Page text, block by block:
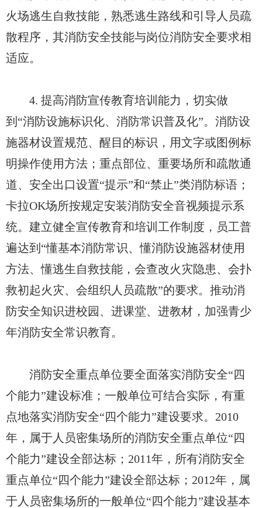
火场逃生自救技能，熟悉逃生路线和引导人员疏
散程序，其消防安全技能与岗位消防安全要求相
适应。
4. 提高消防宣传教育培训能力，切实做
到“消防设施标识化、消防常识普及化”。消防设
施器材设置规范、醒目的标识，用文字或图例标
明操作使用方法；重点部位、重要场所和疏散通
道、安全出口设置“提示”和“禁止”类消防标语；
卡拉OK场所按规定安装消防安全音视频提示系
统。建立健全宣传教育和培训工作制度，员工普
遍达到“懂基本消防常识、懂消防设施器材使用
方法、懂逃生自救技能，会查改火灾隐患、会扑
救初起火灾、会组织人员疏散”的要求。推动消
防安全知识进校园、进课堂、进教材，加强青少
年消防安全常识教育。
消防安全重点单位要全面落实消防安全“四
个能力”建设标准；一般单位可结合实际，有重
点地落实消防安全“四个能力”建设要求。2010
年，属于人员密集场所的消防安全重点单位“四
个能力”建设全部达标；2011年，所有消防安全
重点单位“四个能力”建设全部达标；2012年，属
于人员密集场所的一般单位“四个能力”建设基本